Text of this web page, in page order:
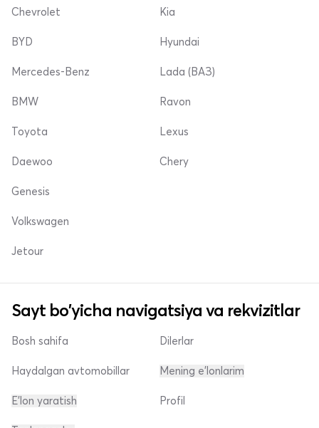
Chevrolet
BYD
Mercedes-Benz
Kia
Hyundai
Lada (ВАЗ)
BMW
Toyota
Daewoo
Ravon
Lexus
Chery
Genesis
Volkswagen
Jetour
Sayt bo'yicha navigatsiya va rekvizitlar
Bosh sahifa
Haydalgan avtomobillar
E'lon yaratish
Dilerlar
Mening e'lonlarim
Profil